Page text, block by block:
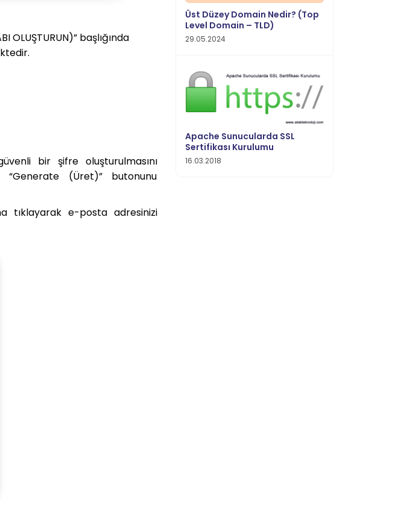
OLUŞTURUN)” başlığında
bir şifre oluşturulmasını
“Generate (Üret)” butonunu
tıklayarak e-posta adresinizi
Üst Düzey Domain Nedir? (Top
Level Domain – TLD)
29.05.2024
Apache Sunucularda SSL
Sertifikası Kurulumu
16.03.2018